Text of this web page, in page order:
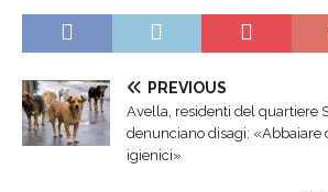
PREVIOUS
Avella, residenti del quartiere
denunciano disagi: «Abbaiare
igienici»